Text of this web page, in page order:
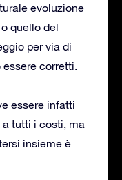
evoluzione
quello del
per via di
corretti.
essere infatti
a tutti i costi, ma
insieme è